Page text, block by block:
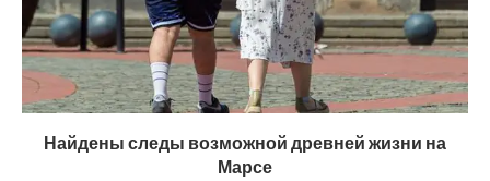
Найдены следы возможной древней жизни на
Марсе